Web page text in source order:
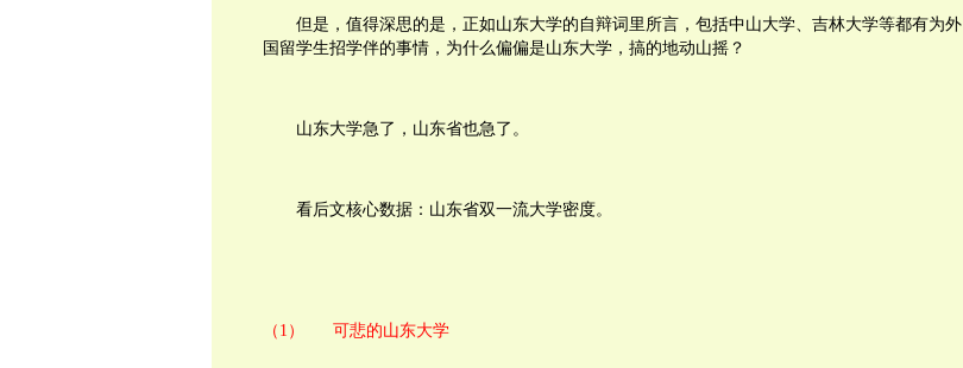
但是，值得深思的是，正如山东大学的自辩词里所言，包括中山大学、吉林大学等都有为外
国留学生招学伴的事情，为什么偏偏是山东大学，搞的地动山摇？
山东大学急了，山东省也急了。
看后文核心数据：山东省双一流大学密度。
（1） 可悲的山东大学